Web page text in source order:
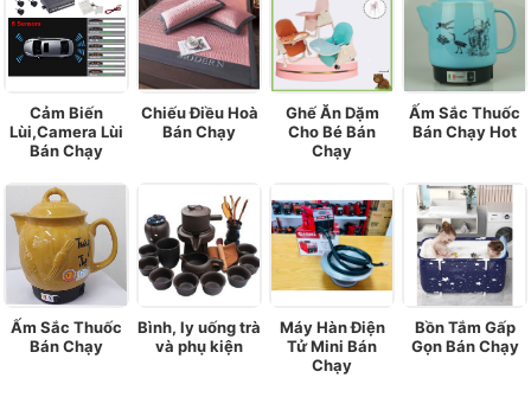
Cảm Biến
Lùi,Camera Lùi
Bán Chạy
Chiếu Điều Hoà
Bán Chạy
Ghế Ăn Dặm
Cho Bé Bán
Chạy
Ấm Sắc Thuốc
Bán Chạy Hot
Ấm Sắc Thuốc
Bán Chạy
Bình, ly uống trà
và phụ kiện
Máy Hàn Điện
Tử Mini Bán
Chạy
Bồn Tắm Gấp
Gọn Bán Chạy